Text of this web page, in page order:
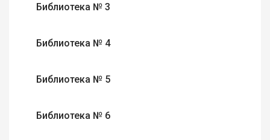
Библиотека № 3
Библиотека № 4
Библиотека № 5
Библиотека № 6